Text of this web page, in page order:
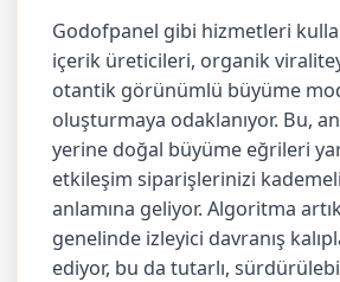
Godofpanel gibi hizmetleri
içerik üreticileri, organik
otantik görünümlü büyüme
oluşturmaya odaklanıyor. Bu,
yerine doğal büyüme eğrileri
etkileşim siparişlerinizi
anlamına geliyor. Algoritma
genelinde izleyici davranış
ediyor, bu da tutarlı,